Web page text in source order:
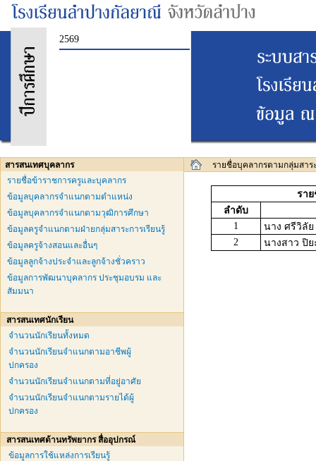
2569
สารสนเทศบุคลากร
รายชื่อข้าราชการครูและบุคลากร
ข้อมูลบุคลากรจำแนกตามตำแหน่ง
ข้อมูลบุคลากรจำแนกตามวุฒิการศึกษา
ข้อมูลครูจำแนกตามฝ่ายกลุ่มสาระการเรียนรู้
ข้อมูลครูจ้างสอนและอื่นๆ
ข้อมูลลูกจ้างประจำและลูกจ้างชั่วคราว
ข้อมูลการพัฒนาบุคลากร ประชุมอบรม และ
สัมมนา
สารสนเทศนักเรียน
จำนวนนักเรียนทั้งหมด
จำนวนนักเรียนจำแนกตามอาชีพผู้
ปกครอง
จำนวนนักเรียนจำแนกตามที่อยู่อาศัย
จำนวนนักเรียนจำแนกตามรายได้ผู้
ปกครอง
สารสนเทศด้านทรัพยากร สื่ออุปกรณ์
ข้อมูลการใช้แหล่งการเรียนรู้
รายชื่อบุคลากรตามกลุ่มสาร
รา
ลำดับ
1
นาง ศรีวิลั
2
นางสาว ปิย